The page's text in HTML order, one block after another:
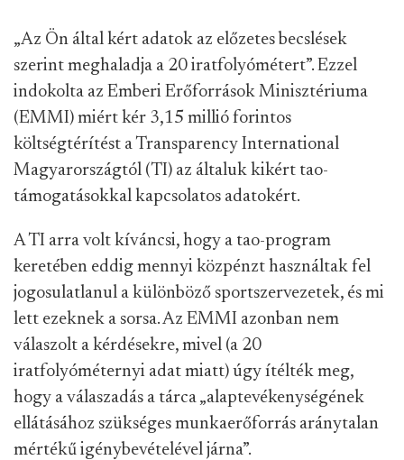
„Az Ön által kért adatok az előzetes becslések
szerint meghaladja a 20 iratfolyómétert”. Ezzel
indokolta az Emberi Erőforrások Minisztériuma
(EMMI) miért kér 3,15 millió forintos
költségtérítést a Transparency International
Magyarországtól (TI) az általuk kikért tao-
támogatásokkal kapcsolatos adatokért.
A TI arra volt kíváncsi, hogy a tao-program
keretében eddig mennyi közpénzt használtak fel
jogosulatlanul a különböző sportszervezetek, és mi
lett ezeknek a sorsa. Az EMMI azonban nem
válaszolt a kérdésekre, mivel (a 20
iratfolyóméternyi adat miatt) úgy ítélték meg,
hogy a válaszadás a tárca „alaptevékenységének
ellátásához szükséges munkaerőforrás aránytalan
mértékű igénybevételével járna”.